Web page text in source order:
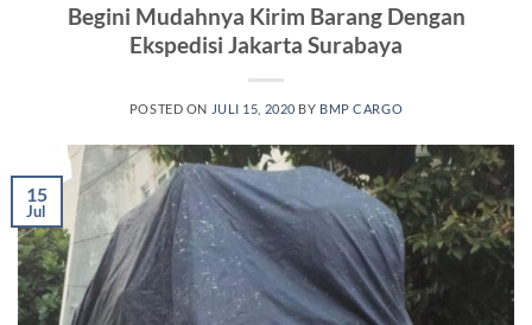
Begini Mudahnya Kirim Barang Dengan
Ekspedisi Jakarta Surabaya
POSTED ON JULI 15, 2020 BY BMP CARGO
15
Jul